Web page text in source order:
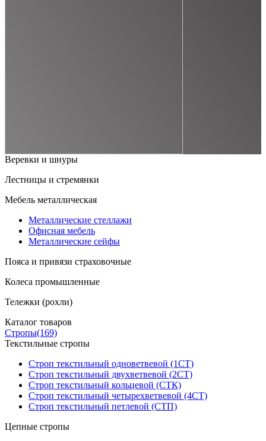
Веревки и шнуры
Лестницы и стремянки
Мебель металлическая
Металлические стеллажи
Офисная мебель
Металлические сейфы
Пояса и привязи страховочные
Колеса промышленные
Тележки (рохли)
Каталог товаров
Стропы(169)
Текстильные стропы
Строп текстильный одноветвевой (1СТ)
Строп текстильный двухветвевой (2СТ)
Строп текстильный кольцевой (СТК)
Строп текстильный четырехветвевой (4СТ)
Строп текстильный петлевой (СТП)
Цепные стропы